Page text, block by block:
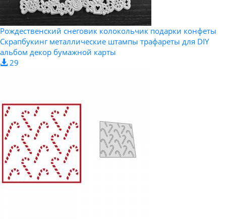
Рождественский снеговик колокольчик подарки конфеты
Скрапбукинг металлические штампы трафареты для DIY
альбом декор бумажной карты
29